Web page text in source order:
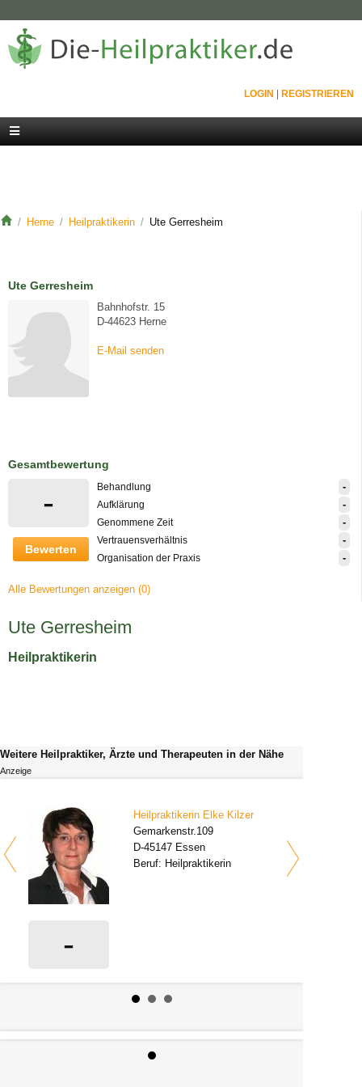
LOGIN REGISTRIEREN
Herne Heilpraktikerin Ute Gerresheim
Ute Gerresheim
Bahnhofstr. 15
D-44623 Herne
E-Mail senden
Gesamtbewertung
-
Bewerten
Behandlung -
Aufklärung -
Genommene Zeit -
Vertrauensverhältnis -
Organisation der Praxis -
Alle Bewertungen anzeigen (0)
Ute Gerresheim
Heilpraktikerin
Weitere Heilpraktiker, Ärzte und Therapeuten in der Nähe
Anzeige
-
Heilpraktikerin Elke Kilzer
Gemarkenstr.109
D-45147 Essen
Beruf: Heilpraktikerin